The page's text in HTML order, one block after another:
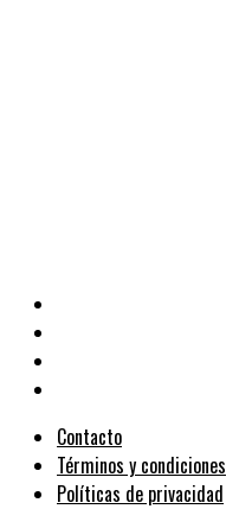
Contacto
Términos y condiciones
Políticas de privacidad